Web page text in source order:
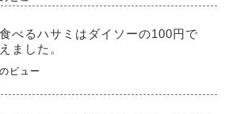
べるハサミはダイソーの100円で
ました。
ビュー